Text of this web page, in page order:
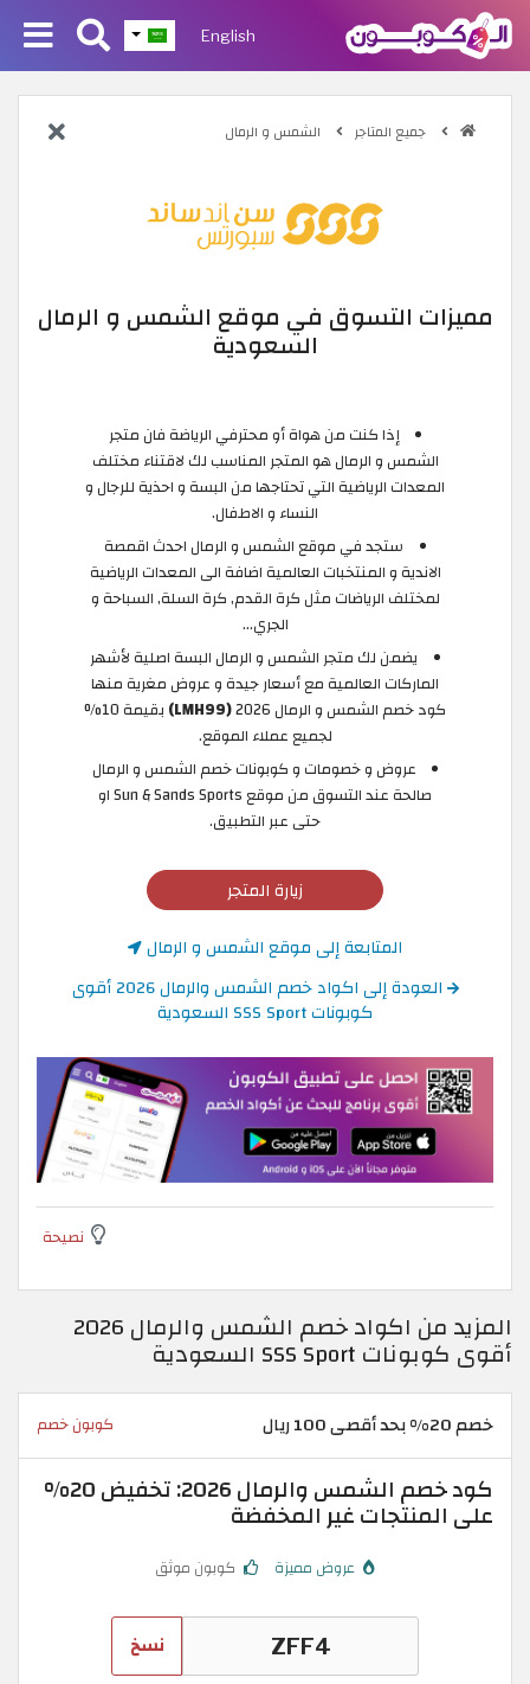
English
جميع المتاجر الشمس و الرمال
مميزات التسوق في موقع الشمس و الرمال
السعودية
إذا كنت من هواة أو محترفي الرياضة فان متجر
الشمس و الرمال هو المتجر المناسب لك لاقتناء مختلف
المعدات الرياضية التي تحتاجها من البسة و احذية للرجال و
النساء و الاطفال.
ستجد في موقع الشمس و الرمال احدث اقمصة
الاندية و المنتخبات العالمية اضافة الى المعدات الرياضية
لمختلف الرياضات مثل كرة القدم, كرة السلة, السباحة و
الجري…
يضمن لك متجر الشمس و الرمال البسة اصلية لأشهر
الماركات العالمية مع أسعار جيدة و عروض مغرية منها
كود خصم الشمس و الرمال 2026
(LMH99)
بقيمة 10%
لجميع عملاء الموقع.
عروض و خصومات و كوبونات خصم الشمس و الرمال
صالحة عند التسوق من موقع Sun & Sands Sports او
حتى عبر التطبيق.
زيارة المتجر
المتابعة إلى موقع الشمس و الرمال
العودة إلى اكواد خصم الشمس والرمال 2026 أقوى
كوبونات SSS Sport السعودية
نصيحة
المزيد من اكواد خصم الشمس والرمال 2026
أقوى كوبونات SSS Sport السعودية
خصم 20% بحد أقصى 100 ريال كوبون خصم
كود خصم الشمس والرمال 2026: تخفيض 20%
على المنتجات غير المخفضة
عروض مميزة كوبون موثق
نسخ